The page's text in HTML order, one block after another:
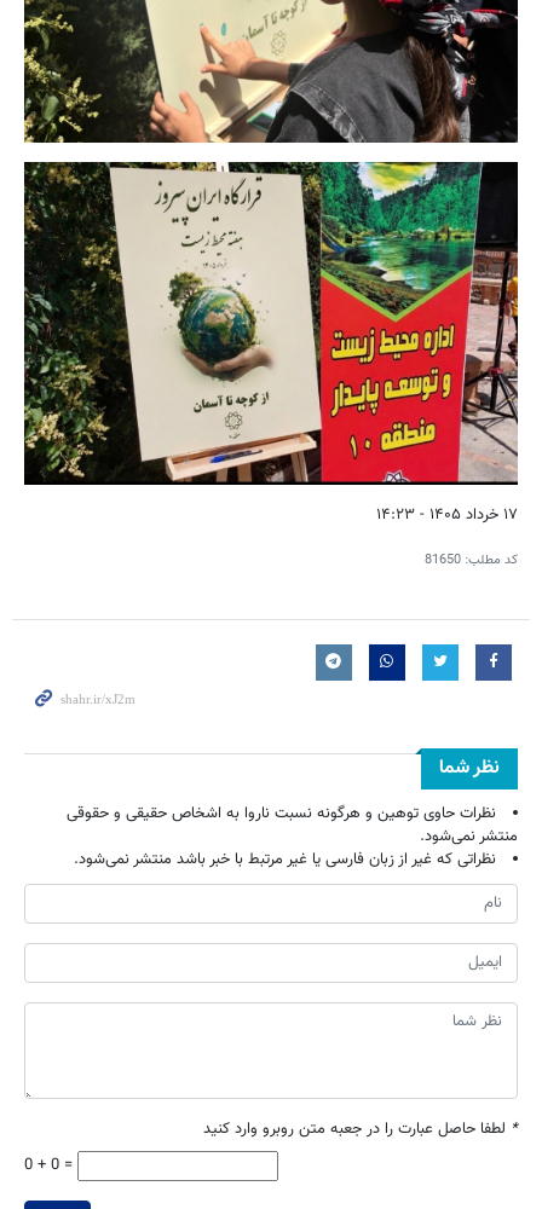
۱۷ خرداد ۱۴۰۵ - ۱۴:۲۳
کد مطلب: 81650
نظر شما
نظرات حاوی توهین و هرگونه نسبت ناروا به اشخاص حقیقی و حقوقی
منتشر نمی‌شود.
نظراتی که غیر از زبان فارسی یا غیر مرتبط با خبر باشد منتشر نمی‌شود.
* لطفا حاصل عبارت را در جعبه متن روبرو وارد کنید
0 + 0 =